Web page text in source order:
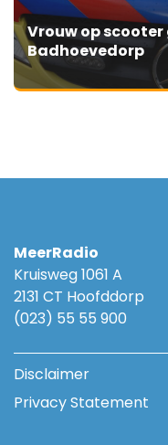
Vrouw op
Badhoevedorp
MeerRadio
Kruisweg 1061 A
2131 CT Hoofddorp
(023) 55 55 900
Disclaimer
Privacy Statement